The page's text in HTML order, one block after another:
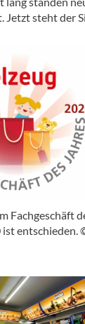
Jetzt steht der
Fachgeschäft
ist entschieden.